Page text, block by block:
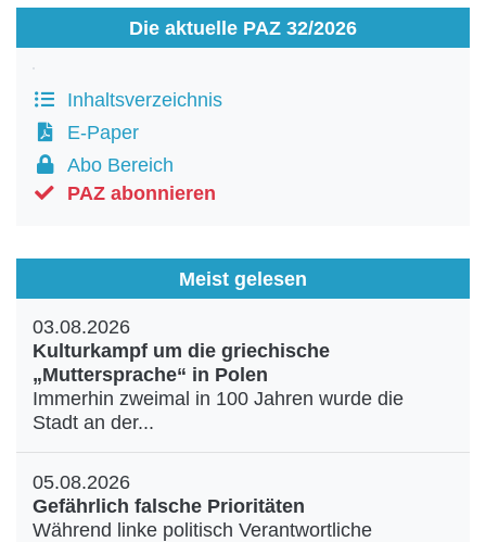
Die aktuelle PAZ 32/2026
Inhaltsverzeichnis
E-Paper
Abo Bereich
PAZ abonnieren
Meist gelesen
03.08.2026
Kulturkampf um die griechische
„Muttersprache“ in Polen
Immerhin zweimal in 100 Jahren wurde die
Stadt an der...
05.08.2026
Gefährlich falsche Prioritäten
Während linke politisch Verantwortliche